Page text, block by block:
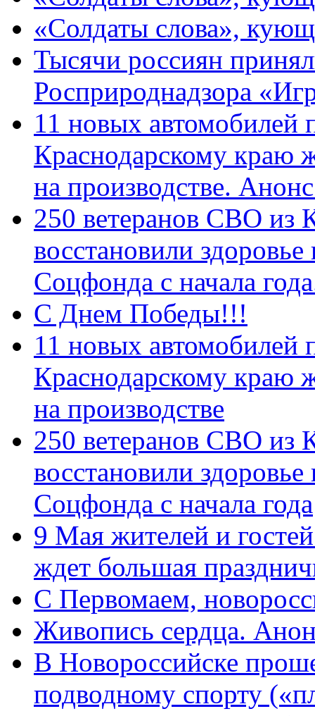
«Солдаты слова»,
Тысячи россиян
Росприроднадзора
11 новых автомобилей
Краснодарскому краю
на производстве.
250 ветеранов СВО из
восстановили
Соцфонда с начала
С Днем Победы!!!
11 новых автомобилей
Краснодарскому краю
на производстве
250 ветеранов СВО из
восстановили
Соцфонда с начала года
9 Мая жителей и
ждет большая
C Первомаем,
Живопись сердца.
В Новороссийске
подводному спорту